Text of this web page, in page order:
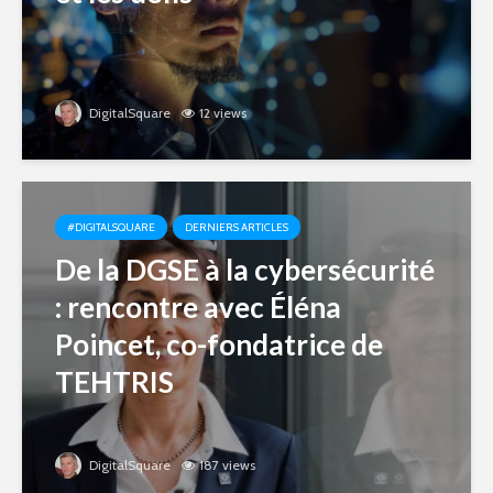
DigitalSquare 12 views
#DIGITALSQUARE DERNIERS ARTICLES
De la DGSE à la cybersécurité
: rencontre avec Éléna
Poincet, co-fondatrice de
TEHTRIS
DigitalSquare 187 views